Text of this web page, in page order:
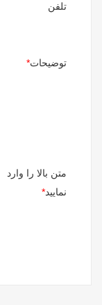
تلفن
توضيحات*
متن بالا را وارد
نماييد*